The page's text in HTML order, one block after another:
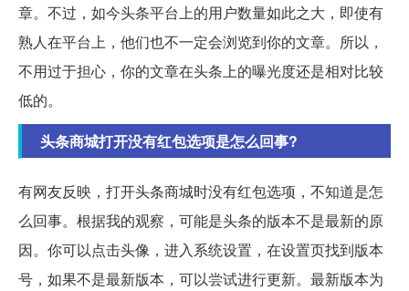
章。不过，如今头条平台上的用户数量如此之大，即使有
熟人在平台上，他们也不一定会浏览到你的文章。所以，
不用过于担心，你的文章在头条上的曝光度还是相对比较
低的。
头条商城打开没有红包选项是怎么回事?
有网友反映，打开头条商城时没有红包选项，不知道是怎
么回事。根据我的观察，可能是头条的版本不是最新的原
因。你可以点击头像，进入系统设置，在设置页找到版本
号，如果不是最新版本，可以尝试进行更新。最新版本为